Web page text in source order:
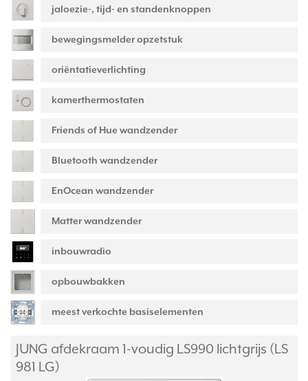
jaloezie-, tijd- en standenknoppen
bewegingsmelder opzetstuk
oriëntatieverlichting
kamerthermostaten
Friends of Hue wandzender
Bluetooth wandzender
EnOcean wandzender
Matter wandzender
inbouwradio
opbouwbakken
meest verkochte basiselementen
JUNG afdekraam 1-voudig LS990 lichtgrijs (LS
981 LG)